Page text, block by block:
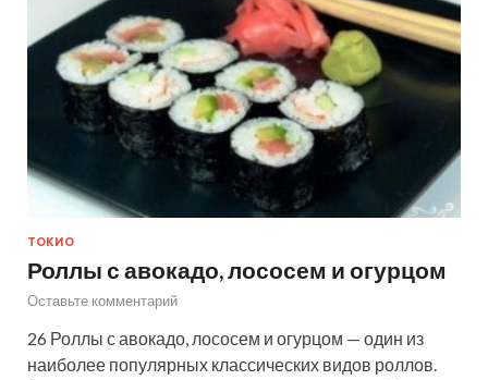
ТОКИО
Роллы с авокадо, лососем и огурцом
Оставьте комментарий
26 Роллы с авокадо, лососем и огурцом — один из
наиболее популярных классических видов роллов.